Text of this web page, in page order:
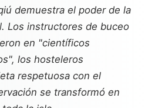
demuestra el poder de la
Los instructores de buceo
en "científicos
los hosteleros
respetuosa con el
se transformó en